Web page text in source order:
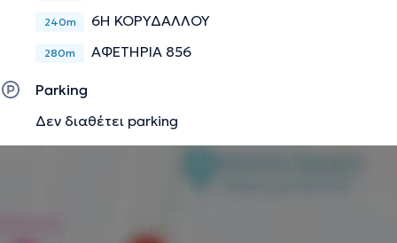
240m 6Η ΚΟΡΥΔΑΛΛΟΥ
280m ΑΦΕΤΗΡΙΑ 856
Parking
Δεν διαθέτει parking